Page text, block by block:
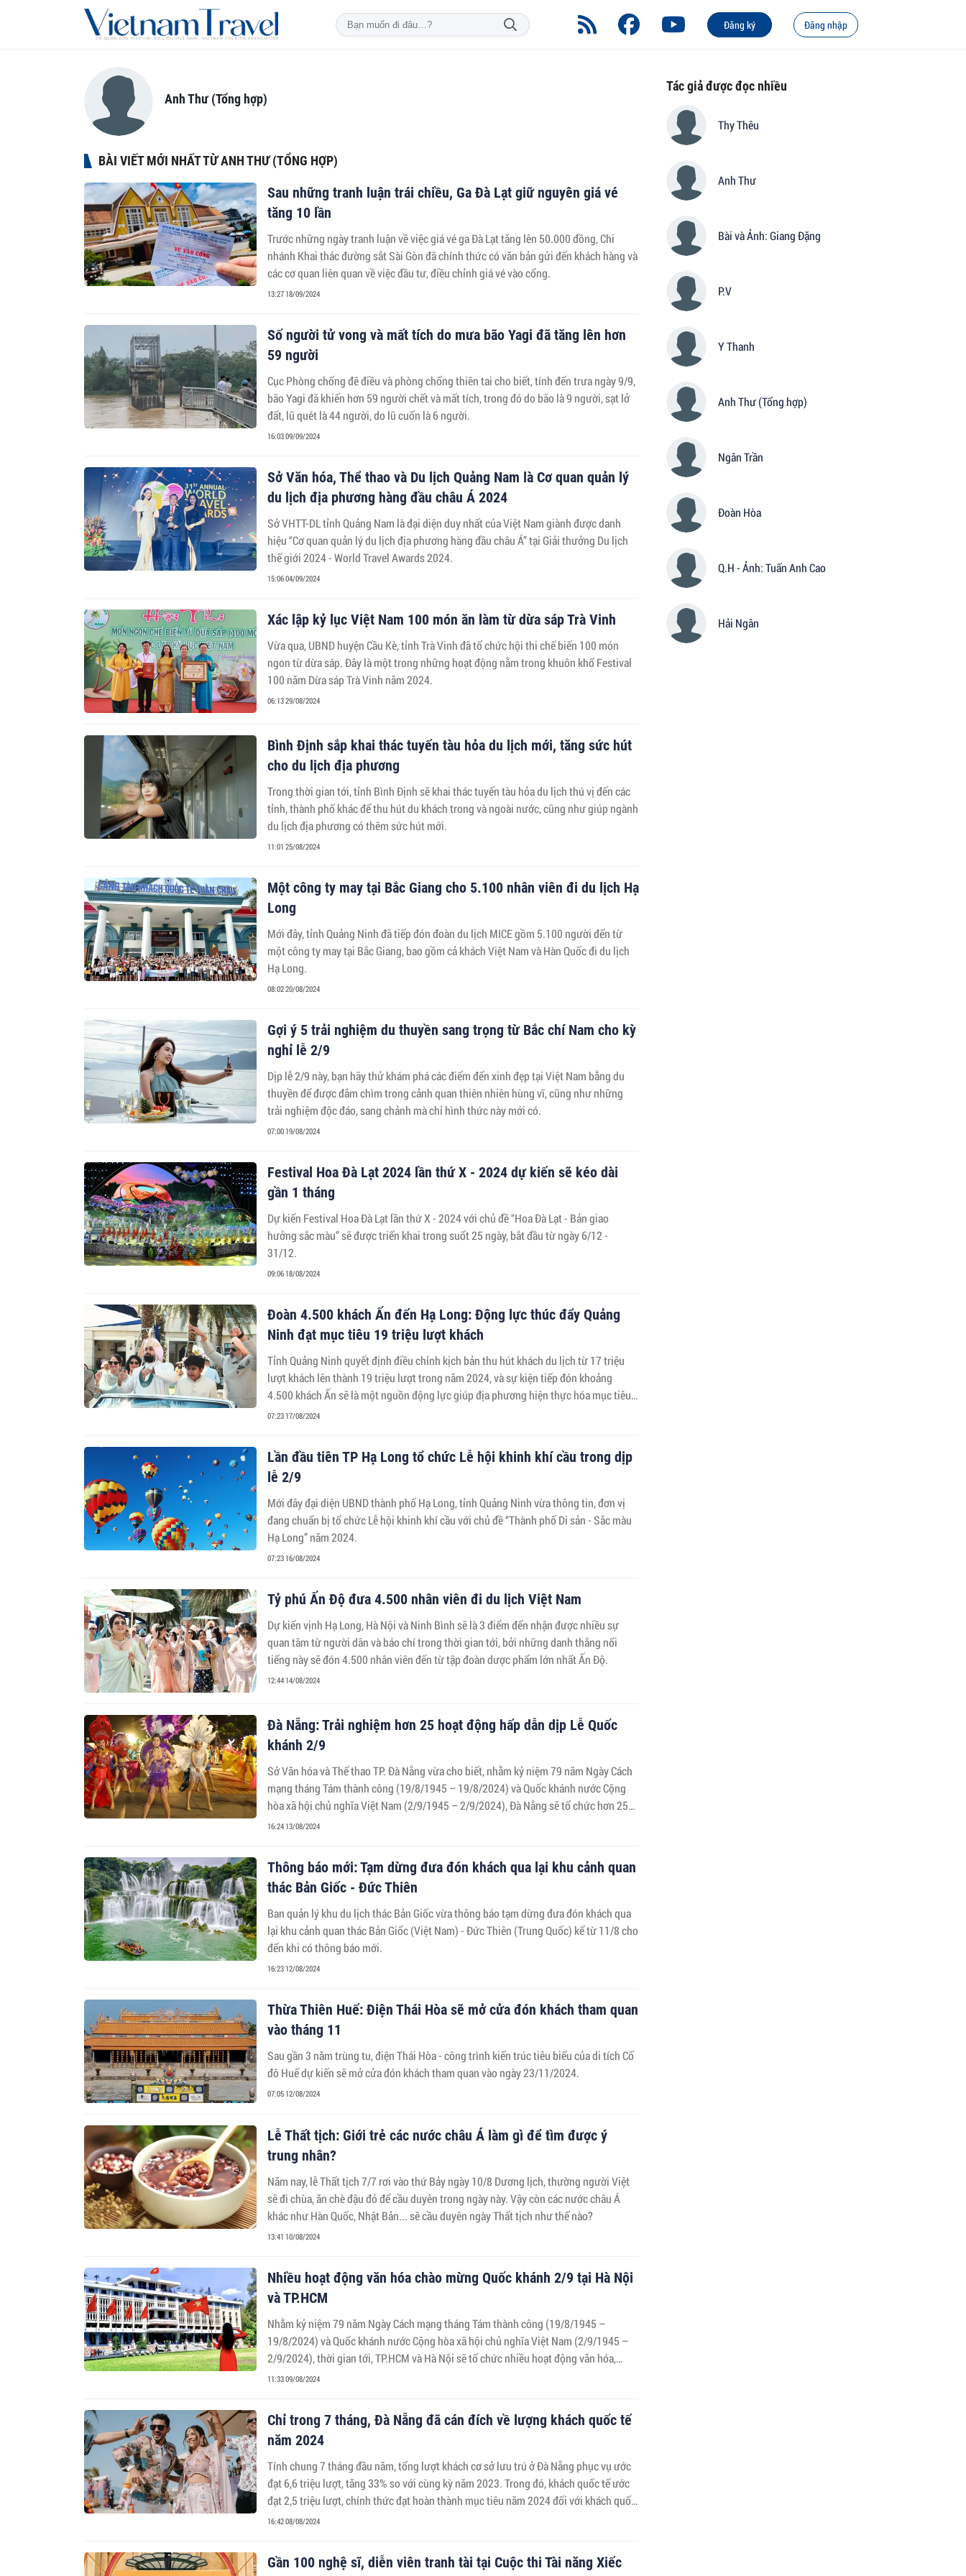
Đăng ký Đăng nhập
Anh Thư (Tổng hợp)
BÀI VIẾT MỚI NHẤT TỪ ANH THƯ (TỔNG HỢP)
Sau những tranh luận trái chiều, Ga Đà Lạt giữ nguyên giá vé
tăng 10 lần
Trước những ngày tranh luận về việc giá vé ga Đà Lạt tăng lên 50.000 đồng, Chi
nhánh Khai thác đường sắt Sài Gòn đã chính thức có văn bản gửi đến khách hàng và
các cơ quan liên quan về việc đầu tư, điều chỉnh giá vé vào cổng.
13:27 18/09/2024
Số người tử vong và mất tích do mưa bão Yagi đã tăng lên hơn
59 người
Cục Phòng chống đê điều và phòng chống thiên tai cho biết, tính đến trưa ngày 9/9,
bão Yagi đã khiến hơn 59 người chết và mất tích, trong đó do bão là 9 người, sạt lở
đất, lũ quét là 44 người, do lũ cuốn là 6 người.
16:03 09/09/2024
Sở Văn hóa, Thể thao và Du lịch Quảng Nam là Cơ quan quản lý
du lịch địa phương hàng đầu châu Á 2024
Sở VHTT-DL tỉnh Quảng Nam là đại diện duy nhất của Việt Nam giành được danh
hiệu “Cơ quan quản lý du lịch địa phương hàng đầu châu Á” tại Giải thưởng Du lịch
thế giới 2024 - World Travel Awards 2024.
15:06 04/09/2024
Xác lập kỷ lục Việt Nam 100 món ăn làm từ dừa sáp Trà Vinh
Vừa qua, UBND huyện Cầu Kè, tỉnh Trà Vinh đã tổ chức hội thi chế biến 100 món
ngon từ dừa sáp. Đây là một trong những hoạt động nằm trong khuôn khổ Festival
100 năm Dừa sáp Trà Vinh năm 2024.
06:13 29/08/2024
Bình Định sắp khai thác tuyến tàu hỏa du lịch mới, tăng sức hút
cho du lịch địa phương
Trong thời gian tới, tỉnh Bình Định sẽ khai thác tuyến tàu hỏa du lịch thú vị đến các
tỉnh, thành phố khác để thu hút du khách trong và ngoài nước, cũng như giúp ngành
du lịch địa phương có thêm sức hút mới.
11:01 25/08/2024
Một công ty may tại Bắc Giang cho 5.100 nhân viên đi du lịch Hạ
Long
Mới đây, tỉnh Quảng Ninh đã tiếp đón đoàn du lịch MICE gồm 5.100 người đến từ
một công ty may tại Bắc Giang, bao gồm cả khách Việt Nam và Hàn Quốc đi du lịch
Hạ Long.
08:02 20/08/2024
Gợi ý 5 trải nghiệm du thuyền sang trọng từ Bắc chí Nam cho kỳ
nghỉ lễ 2/9
Dịp lễ 2/9 này, bạn hãy thử khám phá các điểm đến xinh đẹp tại Việt Nam bằng du
thuyền để được đắm chìm trong cảnh quan thiên nhiên hùng vĩ, cũng như những
trải nghiệm độc đáo, sang chảnh mà chỉ hình thức này mới có.
07:00 19/08/2024
Festival Hoa Đà Lạt 2024 lần thứ X - 2024 dự kiến sẽ kéo dài
gần 1 tháng
Dự kiến Festival Hoa Đà Lạt lần thứ X - 2024 với chủ đề “Hoa Đà Lạt - Bản giao
hưởng sắc màu” sẽ được triển khai trong suốt 25 ngày, bắt đầu từ ngày 6/12 -
31/12.
09:06 18/08/2024
Đoàn 4.500 khách Ấn đến Hạ Long: Động lực thúc đẩy Quảng
Ninh đạt mục tiêu 19 triệu lượt khách
Tỉnh Quảng Ninh quyết định điều chỉnh kịch bản thu hút khách du lịch từ 17 triệu
lượt khách lên thành 19 triệu lượt trong năm 2024, và sự kiện tiếp đón khoảng
4.500 khách Ấn sẽ là một nguồn động lực giúp địa phương hiện thực hóa mục tiêu
này.
07:23 17/08/2024
Lần đầu tiên TP Hạ Long tổ chức Lễ hội khinh khí cầu trong dịp
lễ 2/9
Mới đây đại diện UBND thành phố Hạ Long, tỉnh Quảng Ninh vừa thông tin, đơn vị
đang chuẩn bị tổ chức Lễ hội khinh khí cầu với chủ đề “Thành phố Di sản - Sắc màu
Hạ Long” năm 2024.
07:23 16/08/2024
Tỷ phú Ấn Độ đưa 4.500 nhân viên đi du lịch Việt Nam
Dự kiến vịnh Hạ Long, Hà Nội và Ninh Bình sẽ là 3 điểm đến nhận được nhiều sự
quan tâm từ người dân và báo chí trong thời gian tới, bởi những danh thắng nổi
tiếng này sẽ đón 4.500 nhân viên đến từ tập đoàn dược phẩm lớn nhất Ấn Độ.
12:44 14/08/2024
Đà Nẵng: Trải nghiệm hơn 25 hoạt động hấp dẫn dịp Lễ Quốc
khánh 2/9
Sở Văn hóa và Thể thao TP. Đà Nẵng vừa cho biết, nhằm kỷ niệm 79 năm Ngày Cách
mạng tháng Tám thành công (19/8/1945 – 19/8/2024) và Quốc khánh nước Cộng
hòa xã hội chủ nghĩa Việt Nam (2/9/1945 – 2/9/2024), Đà Nẵng sẽ tổ chức hơn 25
hoạt động văn hóa, thể thao, nghệ thuật ý nghĩa.
16:24 13/08/2024
Thông báo mới: Tạm dừng đưa đón khách qua lại khu cảnh quan
thác Bản Giốc - Đức Thiên
Ban quản lý khu du lịch thác Bản Giốc vừa thông báo tạm dừng đưa đón khách qua
lại khu cảnh quan thác Bản Giốc (Việt Nam) - Đức Thiên (Trung Quốc) kể từ 11/8 cho
đến khi có thông báo mới.
16:23 12/08/2024
Thừa Thiên Huế: Điện Thái Hòa sẽ mở cửa đón khách tham quan
vào tháng 11
Sau gần 3 năm trùng tu, điện Thái Hòa - công trình kiến trúc tiêu biểu của di tích Cố
đô Huế dự kiến sẽ mở cửa đón khách tham quan vào ngày 23/11/2024.
07:05 12/08/2024
Lễ Thất tịch: Giới trẻ các nước châu Á làm gì để tìm được ý
trung nhân?
Năm nay, lễ Thất tịch 7/7 rơi vào thứ Bảy ngày 10/8 Dương lịch, thường người Việt
sẽ đi chùa, ăn chè đậu đỏ để cầu duyên trong ngày này. Vậy còn các nước châu Á
khác như Hàn Quốc, Nhật Bản... sẽ cầu duyên ngày Thất tịch như thế nào?
13:41 10/08/2024
Nhiều hoạt động văn hóa chào mừng Quốc khánh 2/9 tại Hà Nội
và TP.HCM
Nhằm kỷ niệm 79 năm Ngày Cách mạng tháng Tám thành công (19/8/1945 –
19/8/2024) và Quốc khánh nước Cộng hòa xã hội chủ nghĩa Việt Nam (2/9/1945 –
2/9/2024), thời gian tới, TP.HCM và Hà Nội sẽ tổ chức nhiều hoạt động văn hóa,
nghệ thuật ý nghĩa.
11:33 09/08/2024
Chỉ trong 7 tháng, Đà Nẵng đã cán đích về lượng khách quốc tế
năm 2024
Tính chung 7 tháng đầu năm, tổng lượt khách cơ sở lưu trú ở Đà Nẵng phục vụ ước
đạt 6,6 triệu lượt, tăng 33% so với cùng kỳ năm 2023. Trong đó, khách quốc tế ước
đạt 2,5 triệu lượt, chính thức đạt hoàn thành mục tiêu năm 2024 đối với khách quốc
tế.
16:42 08/08/2024
Gần 100 nghệ sĩ, diễn viên tranh tài tại Cuộc thi Tài năng Xiếc
Tác giả được đọc nhiều
Thy Thêu
Anh Thư
Bài và Ảnh: Giang Đặng
P.V
Y Thanh
Anh Thư (Tổng hợp)
Ngân Trần
Đoàn Hòa
Q.H - Ảnh: Tuấn Anh Cao
Hải Ngân